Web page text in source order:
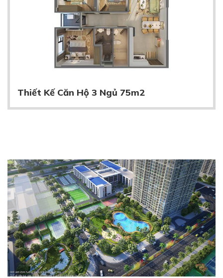
Thiết Kế Căn Hộ 3 Ngủ 75m2